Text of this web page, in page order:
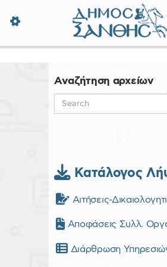
Δήμος Ξάνθης -
Αναζήτηση αρχείων
Κατάλογος
Αιτήσεις-
Αποφάσεις Συλλ.
Διάρθρωση